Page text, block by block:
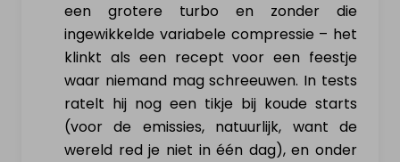
een grotere turbo en zonder die
ingewikkelde variabele compressie – het
klinkt als een recept voor een feestje
waar niemand mag schreeuwen. In tests
ratelt hij nog een tikje bij koude starts
(voor de emissies, natuurlijk, want de
wereld red je niet in één dag), en onder